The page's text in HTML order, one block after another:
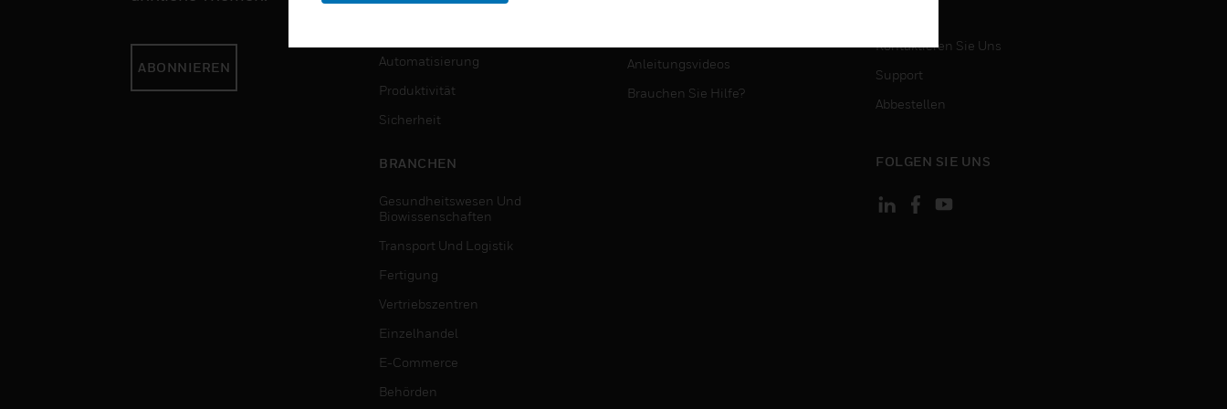
ABONNIEREN
Automatisierung
Produktivität
Sicherheit
BRANCHEN
Gesundheitswesen Und
Biowissenschaften
Transport Und Logistik
Fertigung
Vertriebszentren
Einzelhandel
E-Commerce
Behörden
Anleitungsvideos
Brauchen Sie Hilfe?
Kontaktieren Sie Uns
Support
Abbestellen
FOLGEN SIE UNS